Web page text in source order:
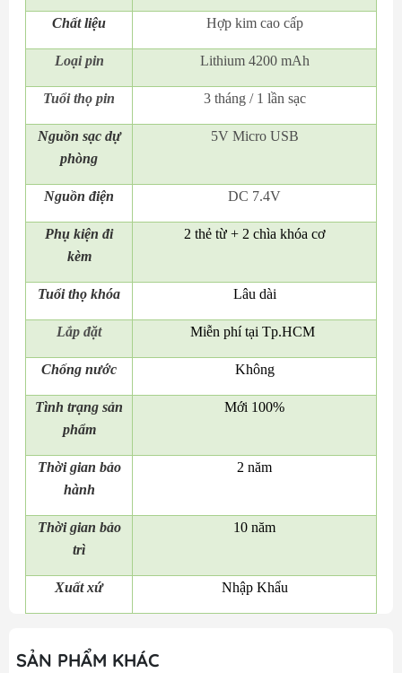
Chất liệu Hợp kim cao cấp
Loại pin Lithium 4200 mAh
Tuổi thọ pin 3 tháng / 1 lần sạc
Nguồn sạc dự
phòng
5V Micro USB
Nguồn điện DC 7.4V
Phụ kiện đi
kèm
2 thẻ từ + 2 chìa khóa cơ
Tuổi thọ khóa Lâu dài
Lắp đặt Miễn phí tại Tp.HCM
Chống nước Không
Tình trạng sản
phẩm
Mới 100%
Thời gian bảo
hành
2 năm
Thời gian bảo
trì
10 năm
Xuất xứ Nhập Khẩu
SẢN PHẨM KHÁC